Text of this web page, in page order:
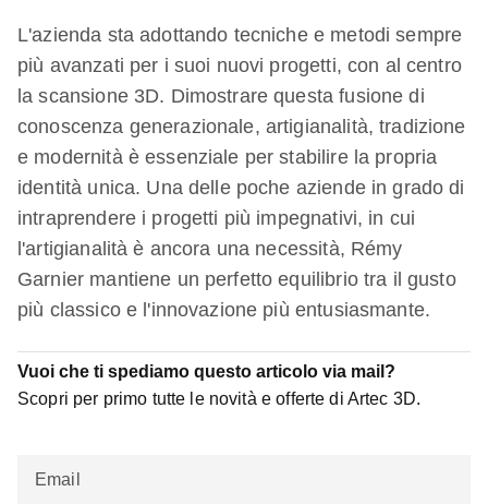
L'azienda sta adottando tecniche e metodi sempre
più avanzati per i suoi nuovi progetti, con al centro
la scansione 3D. Dimostrare questa fusione di
conoscenza generazionale, artigianalità, tradizione
e modernità è essenziale per stabilire la propria
identità unica. Una delle poche aziende in grado di
intraprendere i progetti più impegnativi, in cui
l'artigianalità è ancora una necessità, Rémy
Garnier mantiene un perfetto equilibrio tra il gusto
più classico e l'innovazione più entusiasmante.
Vuoi che ti spediamo questo articolo via mail?
Scopri per primo tutte le novità e offerte di Artec 3D.
Email